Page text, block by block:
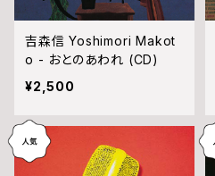
吉森信 Yoshimori Makot
o - おとのあわれ (CD)
¥2,500